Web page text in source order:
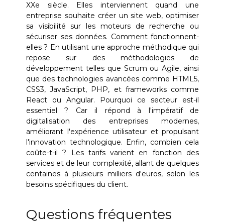
XXe siècle. Elles interviennent quand une
entreprise souhaite créer un site web, optimiser
sa visibilité sur les moteurs de recherche ou
sécuriser ses données. Comment fonctionnent-
elles ? En utilisant une approche méthodique qui
repose sur des méthodologies de
développement telles que Scrum ou Agile, ainsi
que des technologies avancées comme HTML5,
CSS3, JavaScript, PHP, et frameworks comme
React ou Angular. Pourquoi ce secteur est-il
essentiel ? Car il répond à l'impératif de
digitalisation des entreprises modernes,
améliorant l'expérience utilisateur et propulsant
l'innovation technologique. Enfin, combien cela
coûte-t-il ? Les tarifs varient en fonction des
services et de leur complexité, allant de quelques
centaines à plusieurs milliers d'euros, selon les
besoins spécifiques du client.
Questions fréquentes